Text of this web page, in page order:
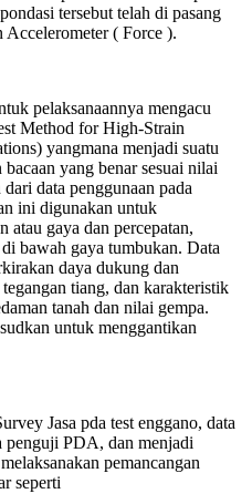
tersebut telah di pasang
Accelerometer ( Force ).
pelaksanaannya mengacu
Method for High-Strain
yangmana menjadi suatu
yang benar sesuai nilai
data penggunaan pada
ini digunakan untuk
atau gaya dan percepatan,
bawah gaya tumbukan. Data
daya dukung dan
tiang, dan karakteristik
tanah dan nilai gempa.
untuk menggantikan
Jasa pda test enggano, data
penguji PDA, dan menjadi
pemancangan
seperti